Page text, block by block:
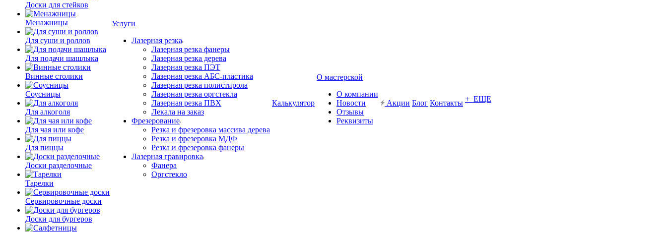
Доски для стейков
Менажницы
Для суши и роллов
Для подачи шашлыка
Винные столики
Соусницы
Для алкоголя
Для чая или кофе
Для пиццы
Доски разделочные
Тарелки
Сервировочные доски
Доски для бургеров
Услуги
Лазерная резка
Лазерная резка фанеры
Лазерная резка дерева
Лазерная резка ПЭТ
Лазерная резка АБС-пластика
Лазерная резка полистирола
Лазерная резка оргстекла
Лазерная резка ПВХ
Лекала на заказ
Фрезерование
Резка и фрезеровка массива дерева
Резка и фрезеровка МДФ
Резка и фрезеровка фанеры
Лазерная гравировка
Фанера
Орг­стек­ло
Калькулятор
О мастерской
О компании
Новости
Отзывы
Реквизиты
Акции Блог Контакты + ЕЩЕ